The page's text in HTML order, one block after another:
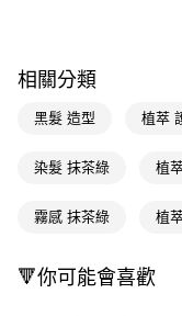
相關說明
【關於「AFTEE先享後付
１．簡單：不需註冊會員
３．安心：先確認商品／
１．於結帳方式選擇「
結帳頁面，進行簡訊認證
即享券
全家取貨付款
付款後全家取貨
相關分類
黑髮 造型 植萃
染髮 抹茶綠 植
霧感 抹茶綠 植
🔻你可能會喜歡